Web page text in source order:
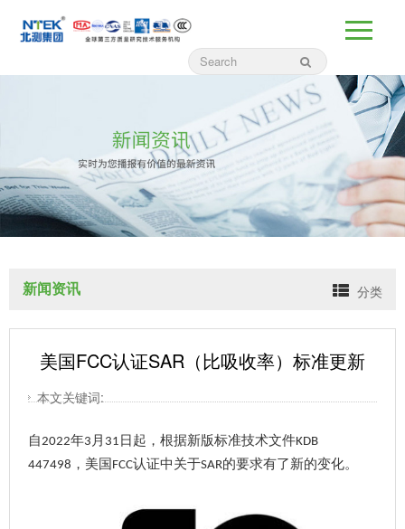
新闻资讯 分类
美国FCC认证SAR（比吸收率）标准更新
本文关键词:
自2022年3 月 31 日起，根据新版标准技术文件KDB
447498 ， 美国 FCC认证中关于SAR的要求有了新的变化。